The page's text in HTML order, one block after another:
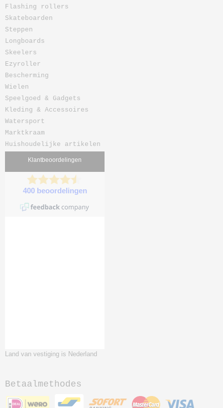
Flashing rollers
Skateboarden
Steppen
Longboards
Skeelers
Ezyroller
Bescherming
Wielen
Speelgoed & Gadgets
Kleding & Accessoires
Watersport
Marktkraam
Huishoudelijke artikelen
Land van vestiging is Nederland
Betaalmethodes